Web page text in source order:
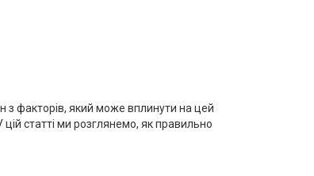
з факторів, який може вплинути на цей
статті ми розглянемо, як правильно